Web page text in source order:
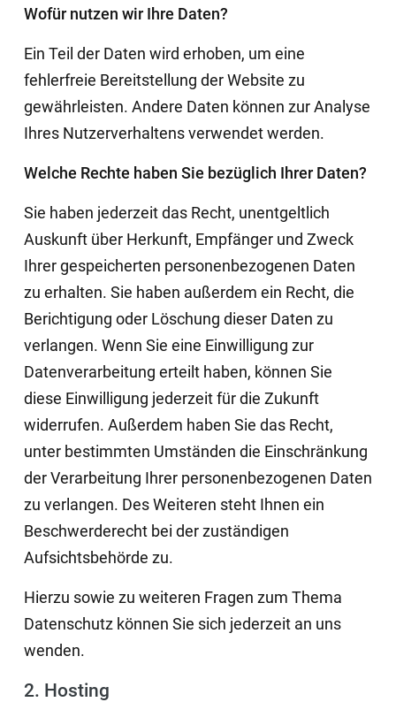
Wofür nutzen wir Ihre Daten?
Ein Teil der Daten wird erhoben, um eine
fehlerfreie Bereitstellung der Website zu
gewährleisten. Andere Daten können zur Analyse
Ihres Nutzerverhaltens verwendet werden.
Welche Rechte haben Sie bezüglich Ihrer Daten?
Sie haben jederzeit das Recht, unentgeltlich
Auskunft über Herkunft, Empfänger und Zweck
Ihrer gespeicherten personenbezogenen Daten
zu erhalten. Sie haben außerdem ein Recht, die
Berichtigung oder Löschung dieser Daten zu
verlangen. Wenn Sie eine Einwilligung zur
Datenverarbeitung erteilt haben, können Sie
diese Einwilligung jederzeit für die Zukunft
widerrufen. Außerdem haben Sie das Recht,
unter bestimmten Umständen die Einschränkung
der Verarbeitung Ihrer personenbezogenen Daten
zu verlangen. Des Weiteren steht Ihnen ein
Beschwerderecht bei der zuständigen
Aufsichtsbehörde zu.
Hierzu sowie zu weiteren Fragen zum Thema
Datenschutz können Sie sich jederzeit an uns
wenden.
2. Hosting